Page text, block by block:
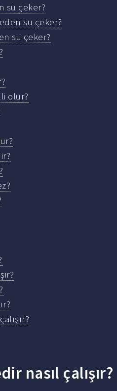
su çeker?
su çeker?
su çeker?
olur?
nasıl çalışır?